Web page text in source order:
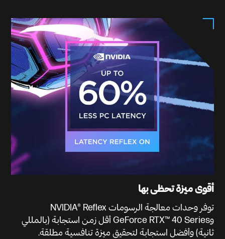
أقوى ميزة تحظى بها
توفر وحدات معالجة الرسومات NVIDIA® Reflex
وGeForce RTX™ 40 Series أقل زمن استجابة (بالمللي
ثانية) وأفضل استجابة لتحقيق ميزة تنافسية مطلقة.